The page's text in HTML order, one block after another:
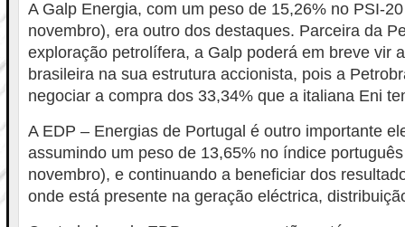
A Galp Energia, com um peso de 15,26% no PSI-
novembro), era outro dos destaques. Parceira da
exploração petrolífera, a Galp poderá em breve vir
brasileira na sua estrutura accionista, pois a
negociar a compra dos 33,34% que a italiana Eni
A EDP – Energias de Portugal é outro importante
assumindo um peso de 13,65% no índice
novembro), e continuando a beneficiar dos
onde está presente na geração eléctrica,